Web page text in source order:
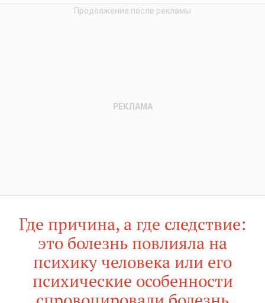
Где причина, а где следствие:
это болезнь повлияла на
психику человека или его
психические особенности